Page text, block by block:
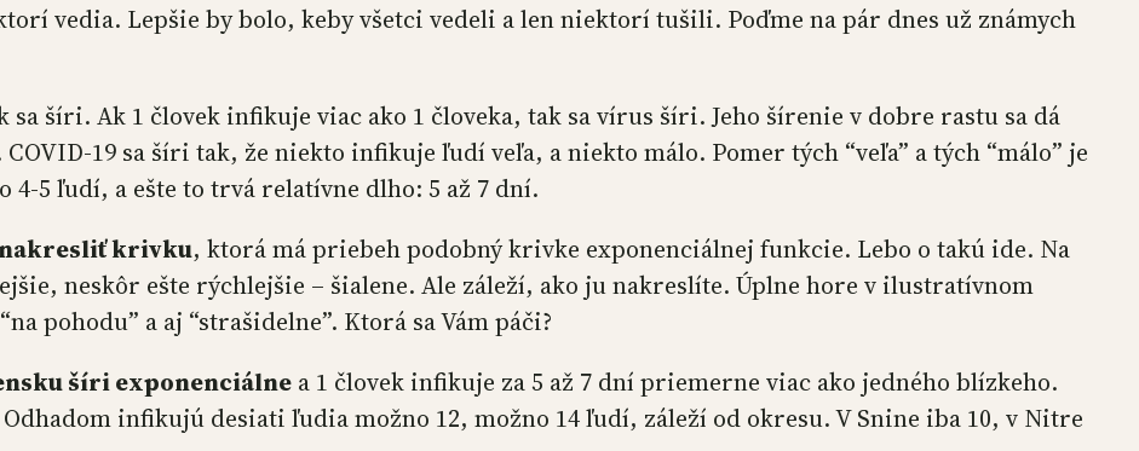
vedia. Lepšie by bolo, keby všetci vedeli a len niektorí tušili. Poďme na pár dnes už známych
sa šíri. Ak 1 človek infikuje viac ako 1 človeka, tak sa vírus šíri. Jeho šírenie v dobre rastu sa dá
19 sa šíri tak, že niekto infikuje ľudí veľa, a niekto málo. Pomer tých “veľa” a tých “málo” je
5 ľudí, a ešte to trvá relatívne dlho: 5 až 7 dní.
nakresliť krivku, ktorá má priebeh podobný krivke exponenciálnej funkcie. Lebo o takú ide. Na
neskôr ešte rýchlejšie – šialene. Ale záleží, ako ju nakreslíte. Úplne hore v ilustratívnom
pohodu” a aj “strašidelne”. Ktorá sa Vám páči?
šíri exponenciálne a 1 človek infikuje za 5 až 7 dní priemerne viac ako jedného blízkeho.
infikujú desiati ľudia možno 12, možno 14 ľudí, záleží od okresu. V Snine iba 10, v Nitre